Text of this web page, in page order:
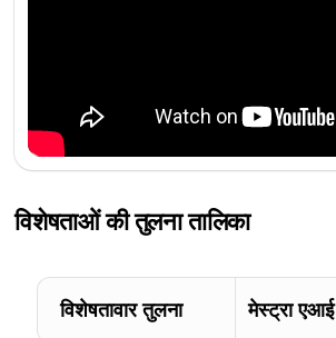
विशेषताओं की तुलना तालिका
विशेषतावार तुलना मेस्ट्रा एआई